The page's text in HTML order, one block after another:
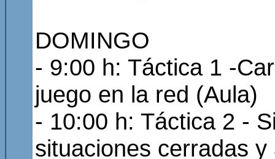
DOMINGO
- 9:00 h: Táctica 1 -
juego en la red (Aula)
- 10:00 h: Táctica 2 -
situaciones cerradas